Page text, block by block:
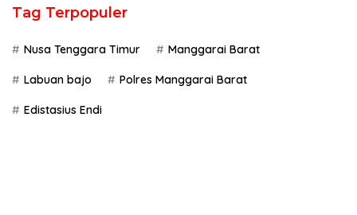
Tag Terpopuler
Nusa Tenggara Timur Manggarai Barat
Labuan bajo Polres Manggarai Barat
Edistasius Endi